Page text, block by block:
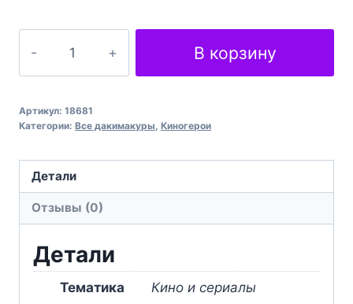
Карибського
моря
Джек
Горобець
Pirates
the
Caribbean
Captain
В корзину
Артикул: 18681
Категории: Все дакимакуры, Киногерои
Детали
Отзывы (0)
Детали
Тематика Кино и сериалы